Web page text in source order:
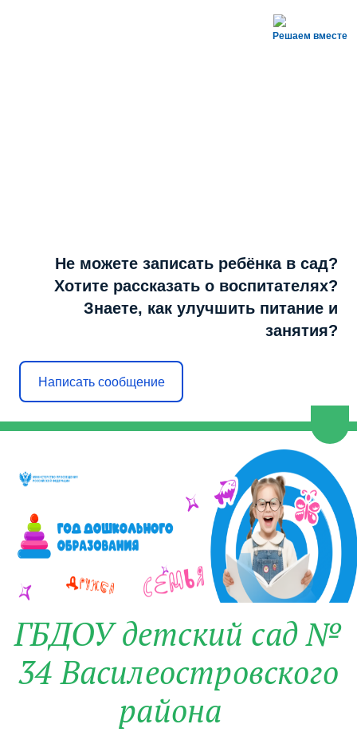
Решаем вместе
Не можете записать ребёнка в сад?
Хотите рассказать о воспитателях?
Знаете, как улучшить питание и
занятия?
Написать сообщение
ГБДОУ детский сад №
34 Василеостровского
района